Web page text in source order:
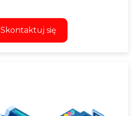
Skontaktuj się